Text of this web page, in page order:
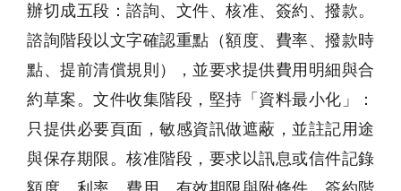
辦切成五段：諮詢、文件、核准、簽約、撥款。
諮詢階段以文字確認重點（額度、費率、撥款時
點、提前清償規則），並要求提供費用明細與合
約草案。文件收集階段，堅持「資料最小化」：
只提供必要頁面，敏感資訊做遮蔽，並註記用途
與保存期限。核准階段，要求以訊息或信件記錄